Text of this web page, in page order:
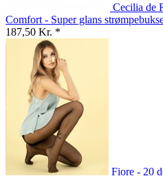
Cecilia de
Comfort - Super glans
187,50 Kr. *
Fiore - 20